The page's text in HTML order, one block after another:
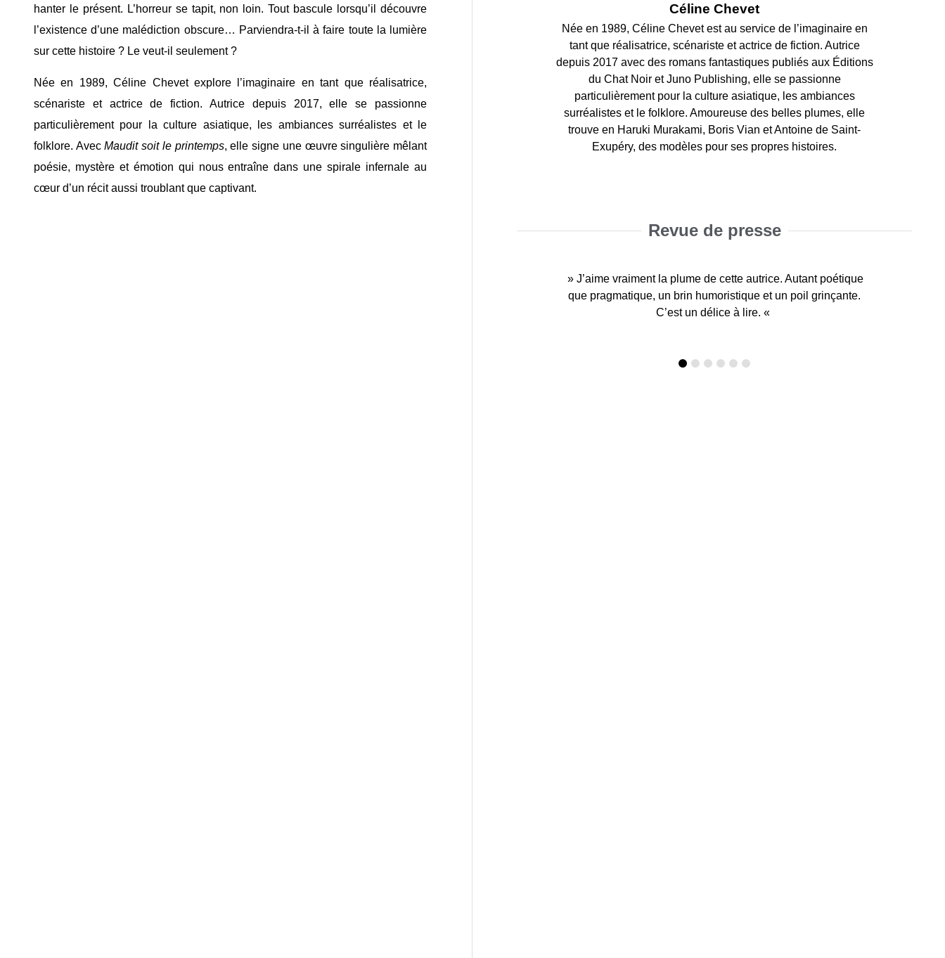
hanter le présent. L’horreur se tapit, non loin. Tout bascule lorsqu’il découvre
l’existence d’une malédiction obscure… Parviendra-t-il à faire toute la lumière
sur cette histoire ? Le veut-il seulement ?
Née en 1989, Céline Chevet explore l’imaginaire en tant que réalisatrice,
scénariste et actrice de fiction. Autrice depuis 2017, elle se passionne
particulièrement pour la culture asiatique, les ambiances surréalistes et le
folklore. AvecMaudit soit le printemps, elle signe une œuvre singulière mêlant
poésie, mystère et émotion qui nous entraîne dans une spirale infernale au
cœur d’un récit aussi troublant que captivant.
Céline Chevet
Née en 1989, Céline Chevet est au service de l’imaginaire en
tant que réalisatrice, scénariste et actrice de fiction. Autrice
depuis 2017 avec des romans fantastiques publiés aux Éditions
du Chat Noir et Juno Publishing, elle se passionne
particulièrement pour la culture asiatique, les ambiances
surréalistes et le folklore. Amoureuse des belles plumes, elle
trouve en Haruki Murakami, Boris Vian et Antoine de Saint-
Exupéry, des modèles pour ses propres histoires.
Revue de presse
« La plume de Céline Chevet est fluide et envoûtante ! Maudit
soit le printemps est un roman fort, intense. »
» J’aime vraiment la plume de cette autrice. Autant poétique
que pragmatique, un brin humoristique et un poil grinçante.
C’est un délice à lire. «
« La plume est si belle et si fluide à la fois qu’on est très vite en
immersion dans l’univers que dépeint l’autrice. »
« J’ai adoré cette lecture, aussi belle que dérangeante. Céline
Chevet m’a encore une fois happée par sa plume et son
univers unique. »
« Céline Chevet livre un récit impactant, dur dans ses propos et
ses thèmes, tout en étant prenant et agréable à suivre ! »
« C’est une lecture qui sort des sentiers battus, qui captive
notre attention et laisse le goût amer d’une fin qui ébranle nos
convictions, une lecture qui touche et prend au dépourvu ! »
« La plume de Céline Chevet est fluide et envoûtante ! Maudit
soit le printemps est un roman fort, intense. »
» J’aime vraiment la plume de cette autrice. Autant poétique
que pragmatique, un brin humoristique et un poil grinçante.
C’est un délice à lire. «